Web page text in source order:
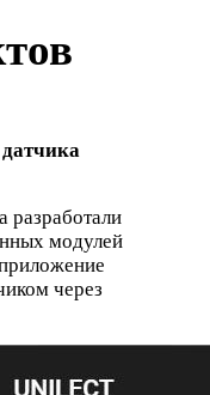
разработали
модулей
через